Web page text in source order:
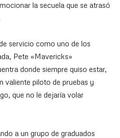
la secuela que se atrasó
servicio como uno de los
Pete «Mavericks»
donde siempre quiso estar,
valiente piloto de pruebas y
que no le dejaría volar
a un grupo de graduados